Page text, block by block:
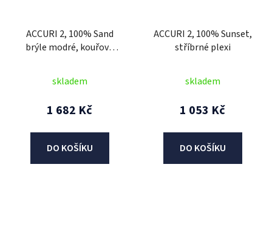
ACCURI 2, 100% Sand
brýle modré, kouřové
skladem
1 682 Kč
DO KOŠÍKU
ACCURI 2, 100% Sunset,
stříbrné plexi
skladem
1 053 Kč
DO KOŠÍKU